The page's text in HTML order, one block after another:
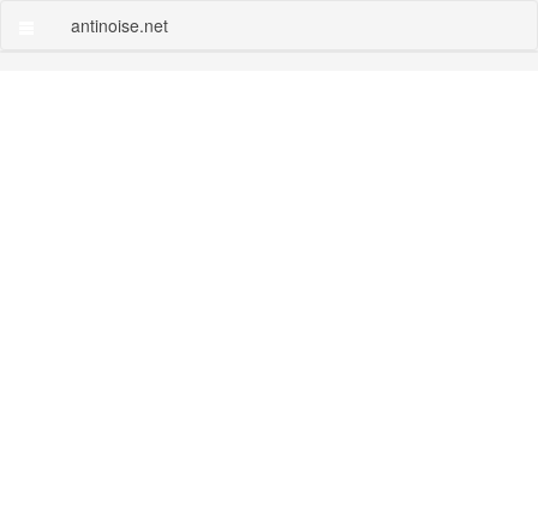
antinoise.net